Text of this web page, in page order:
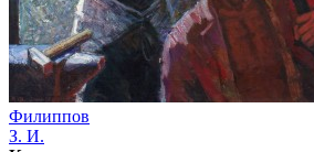
Филиппов
З. И.